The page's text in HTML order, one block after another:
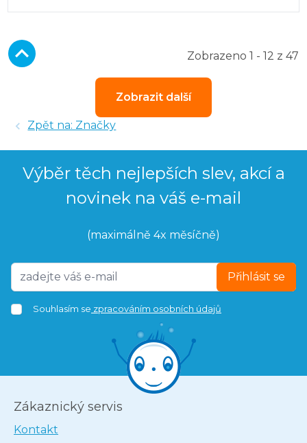
Zobrazeno 1 - 12 z 47
Zobrazit další
Zpět na: Značky
Výběr těch nejlepších slev, akcí a
novinek na váš e-mail
(maximálně 4x měsíčně)
Přihlásit se
Souhlasím se zpracováním osobních údajů
Zákaznický servis
Kontakt